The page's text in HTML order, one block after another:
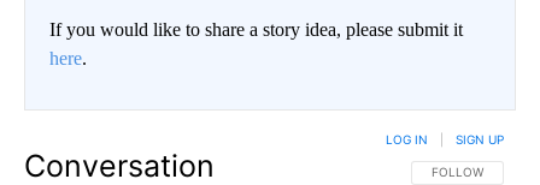
If you would like to share a story idea, please submit it
here.
Conversation FOLLOW THIS
FOLLOW
LOG IN SIGN UP